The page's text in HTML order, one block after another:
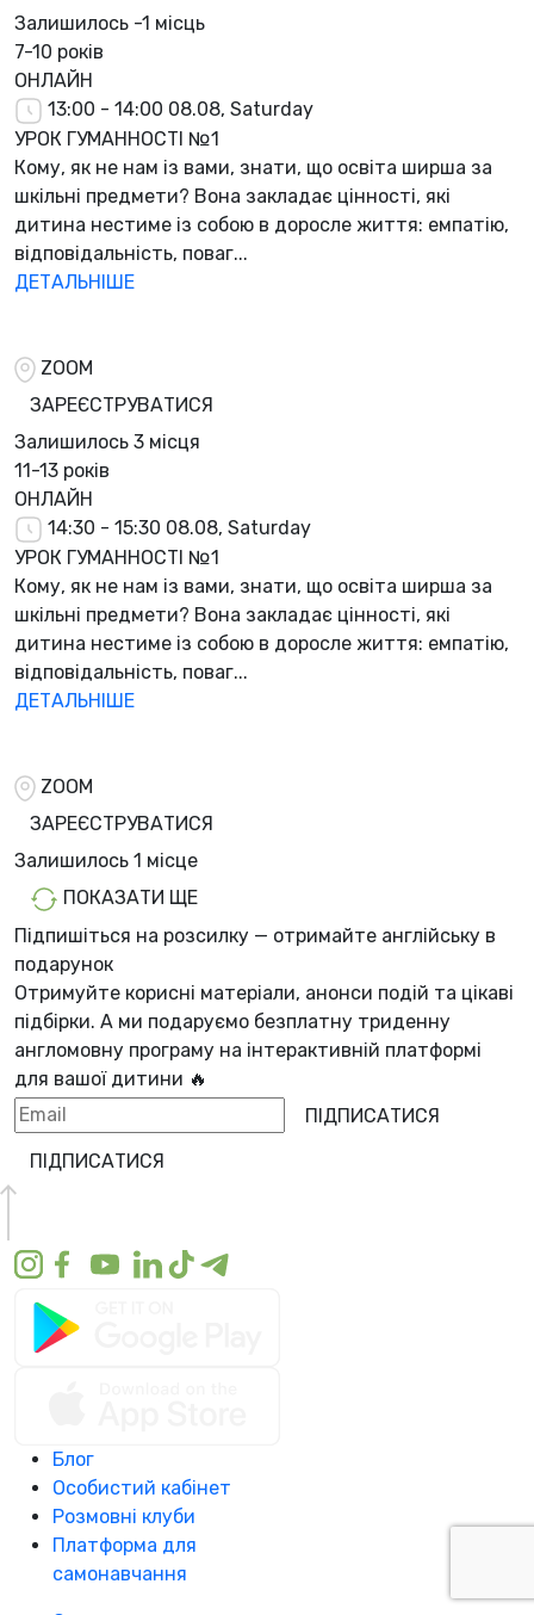
Залишилось -1 місць
7-10 років
ОНЛАЙН
13:00 - 14:00 08.08, Saturday
УРОК ГУМАННОСТІ №1
Кому, як не нам із вами, знати, що освіта ширша за
шкільні предмети? Вона закладає цінності, які
дитина нестиме із собою в доросле життя: емпатію,
відповідальність, поваг...
ДЕТАЛЬНІШЕ
ZOOM
ЗАРЕЄСТРУВАТИСЯ
Залишилось 3 місця
11-13 років
ОНЛАЙН
14:30 - 15:30 08.08, Saturday
УРОК ГУМАННОСТІ №1
Кому, як не нам із вами, знати, що освіта ширша за
шкільні предмети? Вона закладає цінності, які
дитина нестиме із собою в доросле життя: емпатію,
відповідальність, поваг...
ДЕТАЛЬНІШЕ
ZOOM
ЗАРЕЄСТРУВАТИСЯ
Залишилось 1 місцe
ПОКАЗАТИ ЩЕ
Підпишіться на розсилку — отримайте англійську в
подарунок
Отримуйте корисні матеріали, анонси подій та цікаві
підбірки. А ми подаруємо безплатну триденну
англомовну програму на інтерактивній платформі
для вашої дитини 🔥
ПІДПИСАТИСЯ
ПІДПИСАТИСЯ
Блог
Особистий кабінет
Розмовні клуби
Платформа для
самонавчання